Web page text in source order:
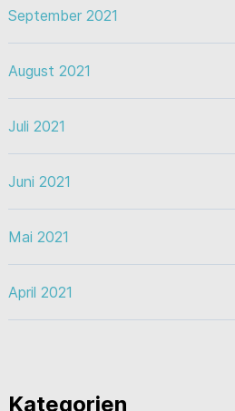
September 2021
August 2021
Juli 2021
Juni 2021
Mai 2021
April 2021
Kategorien